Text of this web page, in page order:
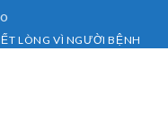
LÒNG VÌ NGƯỜI BỆNH